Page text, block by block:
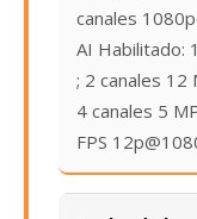
canales
AI Habilitado:
; 2 canales 12
4 canales 5
FPS